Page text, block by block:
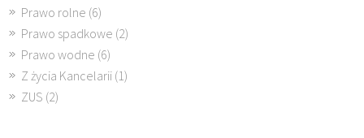
Prawo rolne (6)
Prawo spadkowe (2)
Prawo wodne (6)
Z życia Kancelarii (1)
ZUS (2)